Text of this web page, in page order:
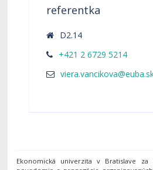
referentka
D2.14
+421 2 6729 5214
Ekonomická univerzita v Bratislave